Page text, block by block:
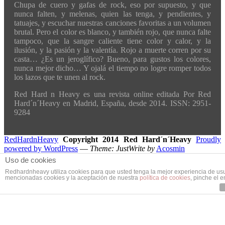
Chupa de cuero y gafas de rock, eso por supuesto, y que
nunca falten, y melenas, quien las tenga, y pendientes, y
tatuajes, y escuchar nuestras canciones favoritas a un volumen
brutal. Pero el color es blanco, y también rojo, que nunca falte
tampoco, que la sangre caliente tiene color y calor, y la
ilusión, y la pasión y la valentía. Rojo a muerte corren por su
casta… ¿Es un jeroglífico? Bueno, para gustos los colores,
nunca mejor dicho… Y ojalá el tiempo no logre romper todos
los lazos que te unen al rock.
Red Hard n Heavy es una revista online editada Por Red
Hard´n´Heavy en Madrid, España, desde 2014. ISSN: 2951-
9284
RedHardnHeavy Copyright 2014 Red Hard´n´Heavy Proudly
powered by WordPress — Theme: JustWrite by Acosmin
Uso de cookies
Redhardnheavy utiliza cookies para que usted tenga la mejor experiencia de
mencionadas cookies y la aceptación de nuestra política de cookies, pinche el